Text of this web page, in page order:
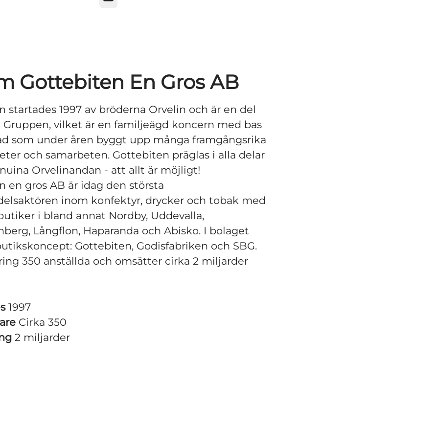
Gottebiten En Gros AB
startades 1997 av bröderna Orvelin och är en del
Gruppen, vilket är en familjeägd koncern med bas
som under åren byggt upp många framgångsrika
och samarbeten. Gottebiten präglas i alla delar
Orvelinandan - att allt är möjligt!
en gros AB är idag den största
inom konfektyr, drycker och tobak med
i bland annat Nordby, Uddevalla,
Långflon, Haparanda och Abisko. I bolaget
Gottebiten, Godisfabriken och SBG.
350 anställda och omsätter cirka 2 miljarder
1997
Cirka 350
2 miljarder